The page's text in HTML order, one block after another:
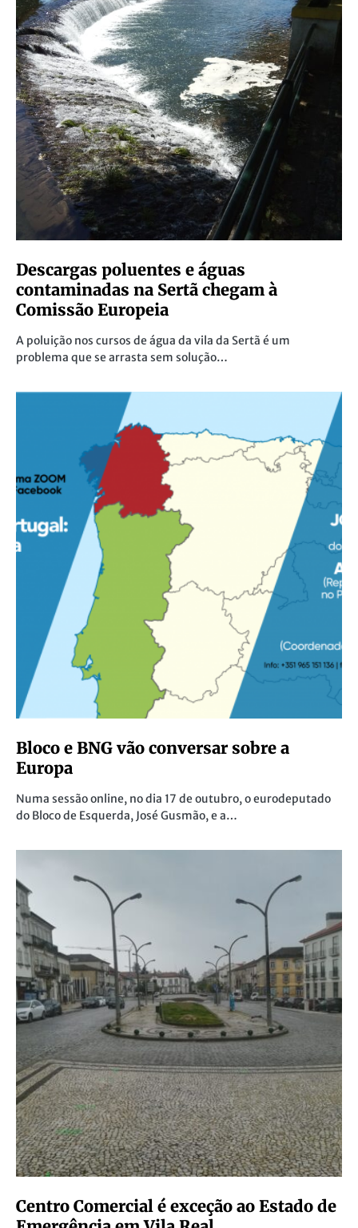
Descargas poluentes e águas
contaminadas na Sertã chegam à
Comissão Europeia
A poluição nos cursos de água da vila da Sertã é um
problema que se arrasta sem solução…
Bloco e BNG vão conversar sobre a
Europa
Numa sessão online, no dia 17 de outubro, o eurodeputado
do Bloco de Esquerda, José Gusmão, e a…
Centro Comercial é exceção ao Estado de